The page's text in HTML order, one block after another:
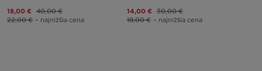
18,00 € 40,00 €
22,00 € – najnižšia cena
14,00 € 30,00 €
18,00 € – najnižšia cena